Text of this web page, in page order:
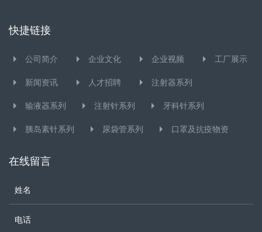
快捷链接
公司简介 企业文化 企业视频
工厂展示
新闻资讯
人才招聘
注射器系列
输液器系列
注射针系列
牙科针系列
胰岛素针系列
尿袋管系列 口罩及抗疫物资
在线留言